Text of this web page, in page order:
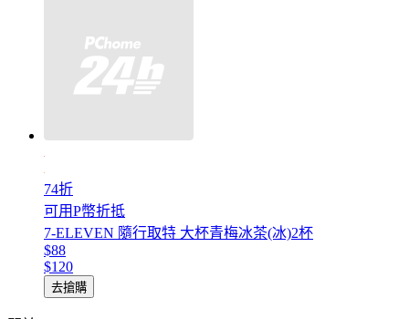
74折
可用P幣折抵
7-ELEVEN 隨行取特 大杯青梅冰茶(冰)2杯
$88
$120
去搶購